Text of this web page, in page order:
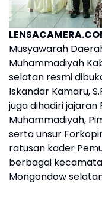
Musyawarah
Muhammadiyah
selatan resmi
Iskandar Kamaru,
juga dihadiri jajaran
Muhammadiyah,
serta unsur
ratusan kader
berbagai
Mongondow